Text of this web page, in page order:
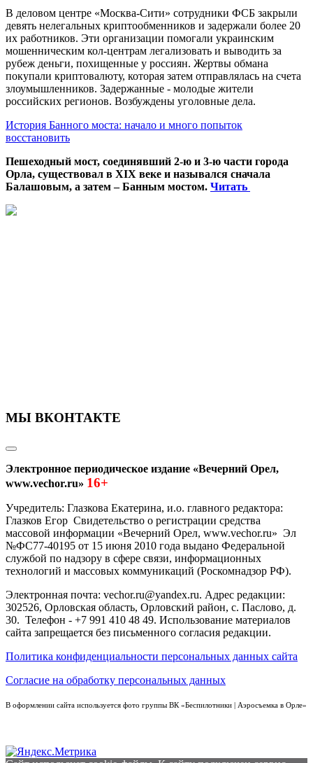
В деловом центре «Москва-Сити» сотрудники ФСБ закрыли
девять нелегальных криптообменников и задержали более 20
их работников. Эти организации помогали украинским
мошенническим кол-центрам легализовать и выводить за
рубеж деньги, похищенные у россиян. Жертвы обмана
покупали криптовалюту, которая затем отправлялась на счета
злоумышленников. Задержанные - молодые жители
российских регионов. Возбуждены уголовные дела.
История Банного моста: начало и много попыток
восстановить
Пешеходный мост, соединявший 2-ю и 3-ю части города
Орла, существовал в XIX веке и назывался сначала
Балашовым, а затем – Банным мостом. Читать
МЫ ВКОНТАКТЕ
Электронное периодическое издание «Вечерний Орел,
www.vechor.ru» 16+
Учредитель: Глазкова Екатерина, и.о. главного редактора:
Глазков Егор Свидетельство о регистрации средства
массовой информации «Вечерний Орел, www.vechor.ru» Эл
№ФС77-40195 от 15 июня 2010 года выдано Федеральной
службой по надзору в сфере связи, информационных
технологий и массовых коммуникаций (Роскомнадзор РФ).
Электронная почта: vechor.ru@yandex.ru. Адрес редакции:
302526, Орловская область, Орловский район, с. Паслово, д.
30. Телефон - +7 991 410 48 49. Использование материалов
сайта запрещается без письменного согласия редакции.
Политика конфиденциальности персональных данных сайта
Согласие на обработку персональных данных
В оформлении сайта используется фото группы ВК «Беспилотники | Аэросъемка в Орле»